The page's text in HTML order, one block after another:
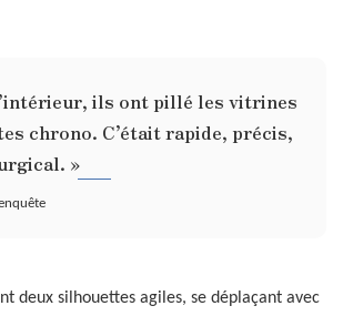
ils ont pillé les vitrines
chrono. C’était rapide, précis,
»
deux silhouettes agiles, se déplaçant avec